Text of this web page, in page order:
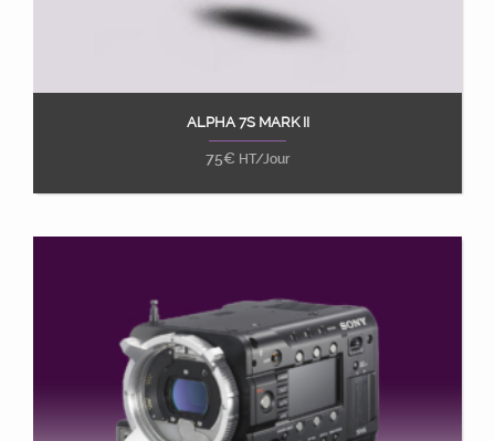
Ajouter au panier
ALPHA 7S MARK II
75€ HT/Jour